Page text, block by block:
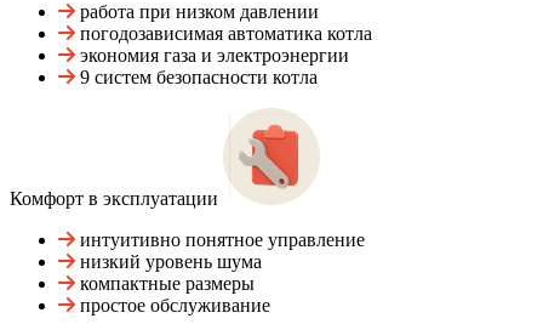
работа при низком давлении
погодозависимая автоматика котла
экономия газа и электроэнергии
9 систем безопасности котла
Комфорт в эксплуатации
интуитивно понятное управление
низкий уровень шума
компактные размеры
простое обслуживание